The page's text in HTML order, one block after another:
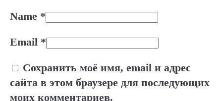
Name *
Email *
Сохранить моё имя, email и адрес
сайта в этом браузере для последующих
моих комментариев.